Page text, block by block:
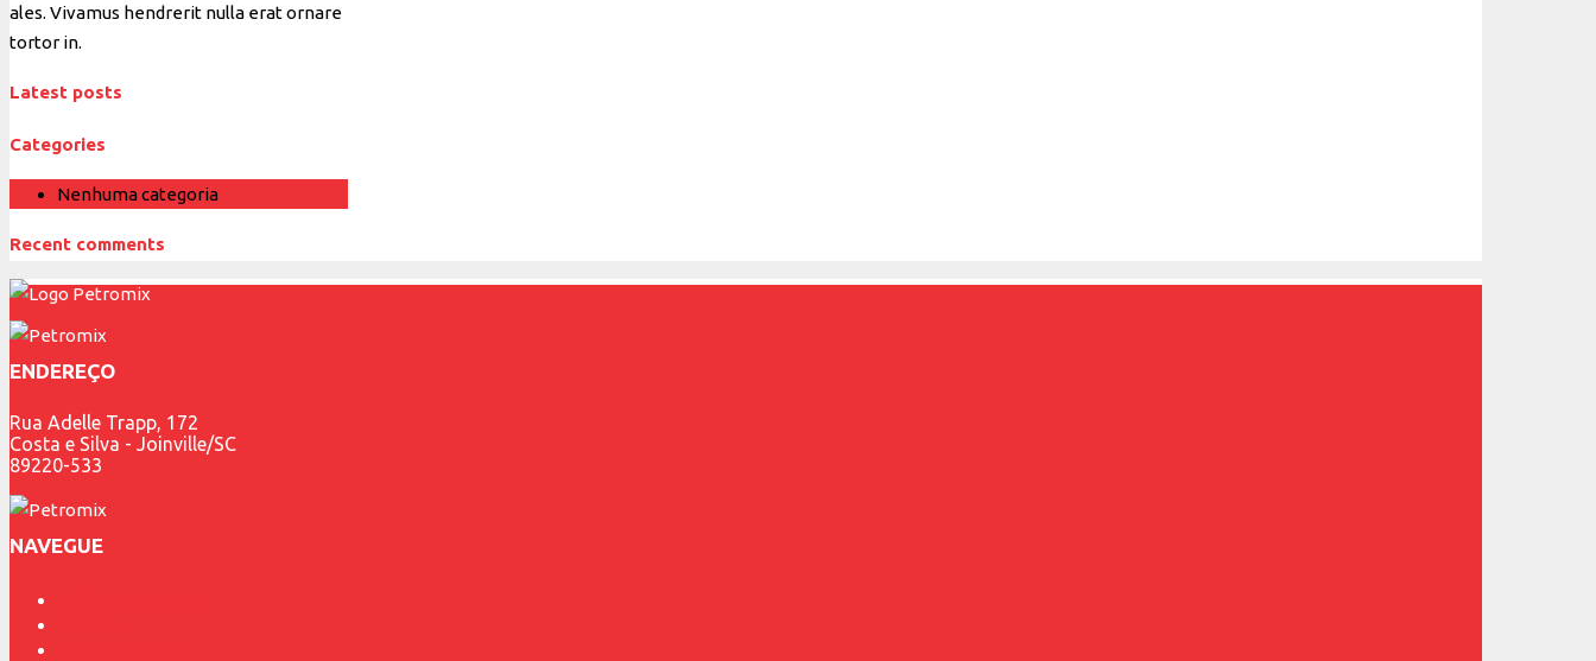
ales. Vivamus hendrerit nulla erat ornare
tortor in.
Latest posts
Categories
Nenhuma categoria
Recent comments
ENDEREÇO
Rua Adelle Trapp, 172
Costa e Silva - Joinville/SC
89220-533
NAVEGUE